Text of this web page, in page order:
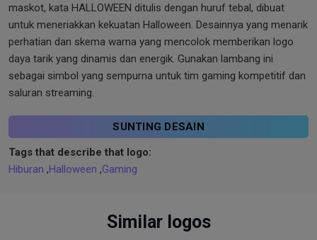
maskot, kata HALLOWEEN ditulis dengan huruf tebal, dibuat
untuk meneriakkan kekuatan Halloween. Desainnya yang menarik
perhatian dan skema warna yang mencolok memberikan logo
daya tarik yang dinamis dan energik. Gunakan lambang ini
sebagai simbol yang sempurna untuk tim gaming kompetitif dan
saluran streaming.
SUNTING DESAIN
Tags that describe that logo:
Hiburan ,Halloween ,Gaming
Similar logos